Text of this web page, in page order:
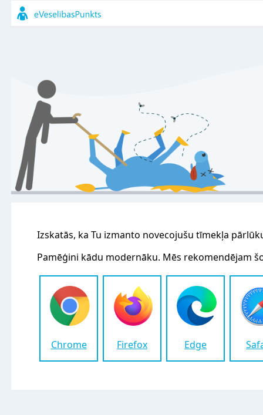
Izskatās, ka Tu izmanto novecojušu tīmekļa
Pamēģini kādu modernāku. Mēs rekomendējam
Chrome Firefox Edge